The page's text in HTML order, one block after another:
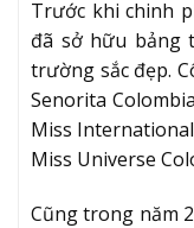
Trước khi chinh
đã sở hữu bảng
trường sắc đẹp.
Senorita
Miss
Miss Universe
Cũng trong năm